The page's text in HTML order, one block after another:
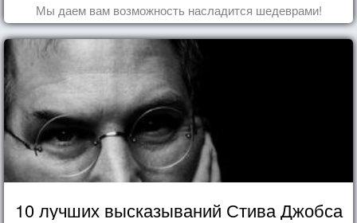
Мы даем вам возможность насладится шедеврами!
10 лучших высказываний Стива Джобса